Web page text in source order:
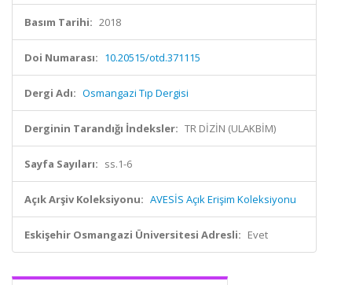
Basım Tarihi: 2018
Doi Numarası: 10.20515/otd.371115
Dergi Adı: Osmangazi Tıp Dergisi
Derginin Tarandığı İndeksler: TR DİZİN (ULAKBİM)
Sayfa Sayıları: ss.1-6
Açık Arşiv Koleksiyonu: AVESİS Açık Erişim Koleksiyonu
Eskişehir Osmangazi Üniversitesi Adresli: Evet